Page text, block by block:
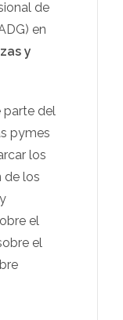
de
en
y
parte del
pymes
los
de los
el
el